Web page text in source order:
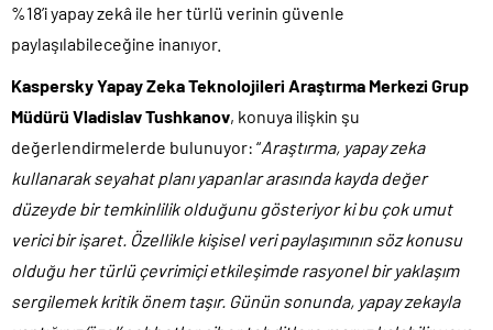
%18’i yapay zekâ ile her türlü verinin güvenle
paylaşılabileceğine inanıyor.
Kaspersky Yapay Zeka Teknolojileri Araştırma Merkezi Grup
Müdürü Vladislav Tushkanov, konuya ilişkin şu
değerlendirmelerde bulunuyor: “Araştırma, yapay zeka
kullanarak seyahat planı yapanlar arasında kayda değer
düzeyde bir temkinlilik olduğunu gösteriyor ki bu çok umut
verici bir işaret. Özellikle kişisel veri paylaşımının söz konusu
olduğu her türlü çevrimiçi etkileşimde rasyonel bir yaklaşım
sergilemek kritik önem taşır. Günün sonunda, yapay zekayla